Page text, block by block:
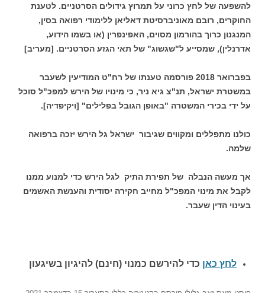
להשפעה של לחץ כרוני על תמרוץ גידולים הסרטניים. לטענת
החוקרים, רובם מאוניברסיטת דאליאן ללימודי רפואה בסין,
המנגנון כרוך בהורמון מסוים, האפינפרין (או בשמו הידוע,
אדרנלין), שמסייע ל"שגשוג" של תאי הגזע הסרטניים. [מעריב]
בפברואר 2018 פורסמה טענתו של רח"ט המודיעין לשעבר
במשטרת ישראל, תנ"צ גיא ניר, כי מינויו של הירש למפכ"ל סוכל
על ידי בכירי המשטרה "באופן הגובל בפלילים" [ויקיפדיה].
כולנו מתפללים ומקווים שגיבור ישראל גל הירש יזכה ברפואה
שלמה.
אך מעשה הנבלה של תפירת התיק לגל הירש כדי למנוע ממנו
לקבל את מינוי המפכ"ל מחייב חקירה יסודית והענשת האשמים
בעינוי הדין שעבר.
לחץ כאן כדי להירשם כמנוי (חינם) להיגיון בשיגעון